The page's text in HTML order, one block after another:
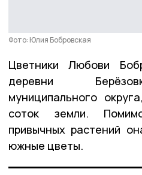
Фото: Юлия Бобровская
Цветники Любови
деревни
муниципального
соток земли.
привычных растений
южные цветы.